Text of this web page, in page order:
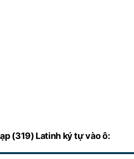
(319) Latinh ký tự vào ô: